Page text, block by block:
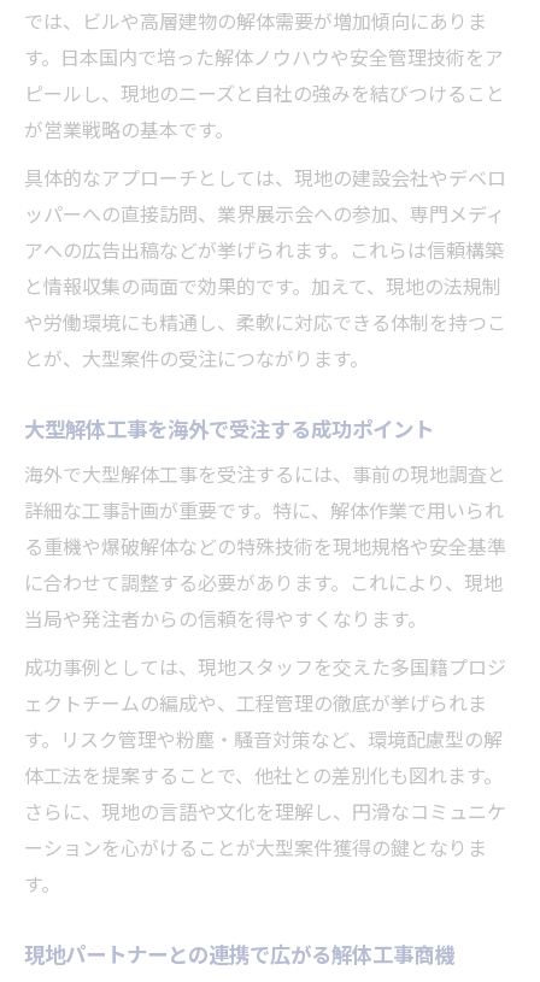
では、ビルや高層建物の解体需要が増加傾向にありま
す。日本国内で培った解体ノウハウや安全管理技術をア
ピールし、現地のニーズと自社の強みを結びつけること
が営業戦略の基本です。
具体的なアプローチとしては、現地の建設会社やデベロ
ッパーへの直接訪問、業界展示会への参加、専門メディ
アへの広告出稿などが挙げられます。これらは信頼構築
と情報収集の両面で効果的です。加えて、現地の法規制
や労働環境にも精通し、柔軟に対応できる体制を持つこ
とが、大型案件の受注につながります。
大型解体工事を海外で受注する成功ポイント
海外で大型解体工事を受注するには、事前の現地調査と
詳細な工事計画が重要です。特に、解体作業で用いられ
る重機や爆破解体などの特殊技術を現地規格や安全基準
に合わせて調整する必要があります。これにより、現地
当局や発注者からの信頼を得やすくなります。
成功事例としては、現地スタッフを交えた多国籍プロジ
ェクトチームの編成や、工程管理の徹底が挙げられま
す。リスク管理や粉塵・騒音対策など、環境配慮型の解
体工法を提案することで、他社との差別化も図れます。
さらに、現地の言語や文化を理解し、円滑なコミュニケ
ーションを心がけることが大型案件獲得の鍵となりま
す。
現地パートナーとの連携で広がる解体工事商機